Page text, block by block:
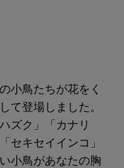
小鳥たちが花をく
て登場しました。
ズク」「カナリ
セキセイインコ」
小鳥があなたの胸